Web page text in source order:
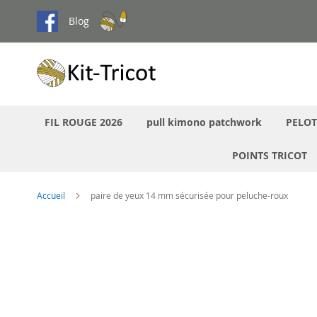
Aller
au
contenu
Blog
FIL ROUGE 2026 pull kimono patchwork
POINTS TRICOT
Accueil paire de yeux 14 mm sécurisée pour peluche-roux